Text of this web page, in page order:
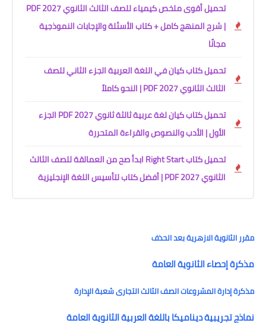
تحميل أقوى ملخص كيمياء للصف الثالث الثانوي 2027 PDF
| شرح المنهج كامل + كتاب الأسئلة والإجابات النموذجية
مجانًا
تحميل كتاب كيان في اللغة العربية الجزء الثاني للصف
الثالث الثانوي 2027 PDF | النحو كاملاً
تحميل كتاب كيان لغة عربية ثالثة ثانوي 2027 PDF الجزء
الأول | الأدب والنصوص والقراءة المتحررة
تحميل كتاب Right Start ابدأ صح من العمالقة للصف الثالث
الثانوي 2027 PDF | أفضل كتاب لتأسيس اللغة الإنجليزية
مقرر الثانوية الازهرية بعد الحذف
مذكرة إحصاء الثانوية العامة
مذكرة إدارة المشروعات الصف الثالث التجارى شعبة الإدارة
نماذج تجريبية ديناميكا باللغة العربية الثانوية العامة